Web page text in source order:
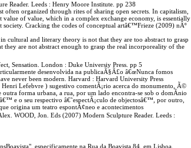
Reader. Leeds : Henry Moore Institute. pp 238
often organized through rites of sharing open secrets. In capitalism,
value of value, which in a complex exchange economy, is essentially
society. Cracking the codes of conceptual artâ€™Frieze (2009) nÂº
cultural and literary theory is not that they are too abstract to grasp
they are not abstract enough to grasp the real incorporeality of the
Sensation. London : Duke Universiy Press. pp 5
desenvolvida na publicaÃ§Ã£o â€œNunca fomos
never been modern. Harvard : Harvard University Press
Henri Lefebvre ) sugestivo comentÃ¡rio acerca do monumento, Ã©
outra forma urbana, a rua, por um lado encontra-se sob o domÃ­nio
e o seu respectivo â€˜espectÃ¡culo de objectosâ€™, por outro,
origina um teatro espontÃ¢neo e acontecimentos
WOOD, Jon. Eds (2007) Modern Sculpture Reader. Leeds :
especificamente na Rua da Boavista 84, em Lisboa.